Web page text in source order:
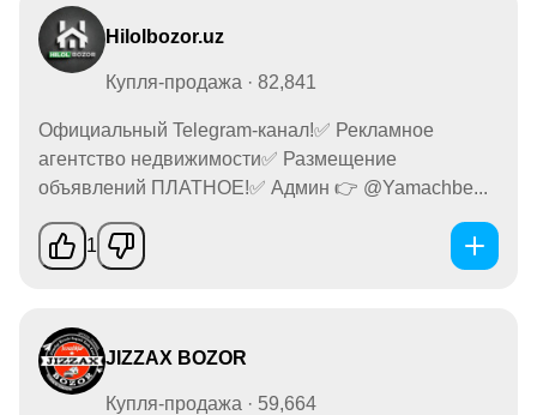
Hilolbozor.uz
Купля-продажа · 82,841
Официальный Telegram-канал!✅ Рекламное
агентство недвижимости✅ Размещение
объявлений ПЛАТНОЕ!✅ Админ 👉 @Yamachbe...
1
JIZZAX BOZOR
Купля-продажа · 59,664